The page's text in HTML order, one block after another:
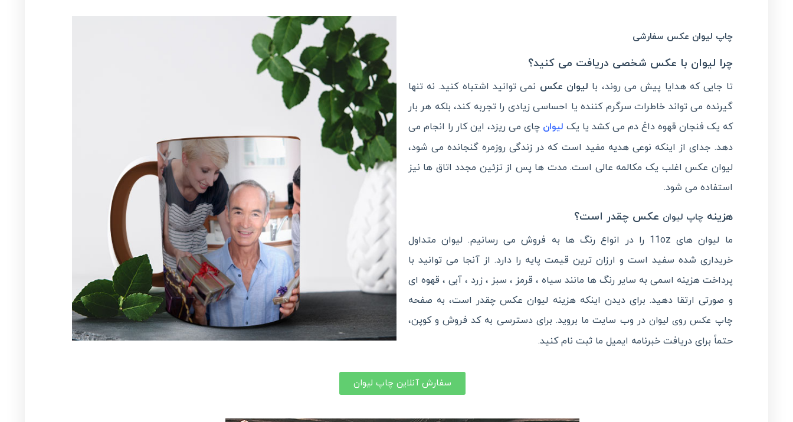
چاپ لیوان عکس سفارشی
چرا لیوان با عکس شخصی دریافت می کنید؟
تا جایی که هدایا پیش می روند، با لیوان عکس نمی توانید اشتباه کنید. نه تنها
گیرنده می تواند خاطرات سرگرم کننده یا احساسی زیادی را تجربه کند، بلکه هر بار
که یک فنجان قهوه داغ دم می کشد یا یک لیوان چای می ریزد، این کار را انجام می
دهد. جدای از اینکه نوعی هدیه مفید است که در زندگی روزمره گنجانده می شود،
لیوان عکس اغلب یک مکالمه عالی است. مدت ها پس از تزئین مجدد اتاق ها نیز
استفاده می شود.
هزینهچاپ لیوان عکس چقدر است؟
ما لیوان های 11oz را در انواع رنگ ها به فروش می رسانیم. لیوان متداول
خریداری شده سفید است و ارزان ترین قیمت پایه را دارد. از آنجا می توانید با
پرداخت هزینه اسمی به سایر رنگ ها مانند سیاه ، قرمز ، سبز ، زرد ، آبی ، قهوه ای
و صورتی ارتقا دهید. برای دیدن اینکه هزینه لیوان عکس چقدر است، به صفحه
چاپ عکس روی لیواندر وب سایت ما بروید. برای دسترسی به کد فروش و کوپن،
حتماً برای دریافت خبرنامه ایمیل ما ثبت نام کنید.
سفارش آنلاین چاپ لیوان